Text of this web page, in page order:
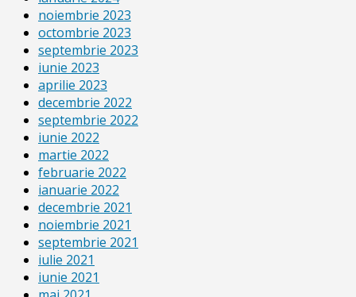
noiembrie 2023
octombrie 2023
septembrie 2023
iunie 2023
aprilie 2023
decembrie 2022
septembrie 2022
iunie 2022
martie 2022
februarie 2022
ianuarie 2022
decembrie 2021
noiembrie 2021
septembrie 2021
iulie 2021
iunie 2021